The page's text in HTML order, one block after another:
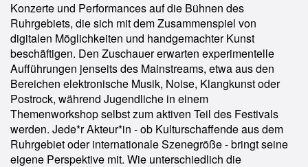
Konzerte und Performances auf die Bühnen des
Ruhrgebiets, die sich mit dem Zusammenspiel von
digitalen Möglichkeiten und handgemachter Kunst
beschäftigen. Den Zuschauer erwarten experimentelle
Aufführungen jenseits des Mainstreams, etwa aus den
Bereichen elektronische Musik, Noise, Klangkunst oder
Postrock, während Jugendliche in einem
Themenworkshop selbst zum aktiven Teil des Festivals
werden. Jede*r Akteur*in - ob Kulturschaffende aus dem
Ruhrgebiet oder internationale Szenegröße - bringt seine
eigene Perspektive mit. Wie unterschiedlich die